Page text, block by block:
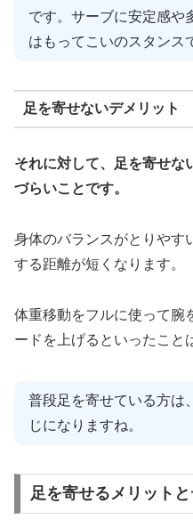
です。サーブに安定感や
はもってこいのスタンス
足を寄せないデメリット
それに対して、足を寄せな
づらいことです。
身体のバランスがとりやす
する距離が短くなります。
体重移動をフルに使って腕
ードを上げるといったこと
普段足を寄せている方は
じになりますね。
足を寄せるメリット